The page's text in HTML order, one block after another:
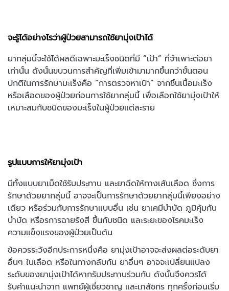
จะรู้ได้อย่างไรว่าผู้ป่วยสามารถใช้ยามุ่งเป้าได้
ยากลุ่มนี้จะใช้ได้ผลดีเฉพาะมะเร็งชนิดที่มี “เป้า” ที่จำเพาะต่อยา
เท่านั้น ดังนั้นขบวนการสำคัญที่เพิ่มเข้ามามากขึ้นกว่าขั้นตอน
ปกติในการรักษามะเร็งคือ “การตรวจหาเป้า” จากชิ้นเนื้อมะเร็ง
หรือเลือดของผู้ป่วยก่อนการใช้ยากลุ่มนี้ เพื่อเลือกใช้ยามุ่งเป้าให้
เหมาะสมกับชนิดของมะเร็งในผู้ป่วยแต่ละราย
รูปแบบการให้ยามุ่งเป้า
มีทั้งแบบยาเม็ดใช้รับประทาน และยาฉีดให้ทางเส้นเลือด ซึ่งการ
รักษาด้วยยากลุ่มนี้ อาจจะเป็นการรักษาด้วยยากลุ่มนี้เพียงอย่าง
เดียว หรือร่วมกับการรักษาแบบอื่น เช่น ยาเคมีบำบัด ภูมิคุ้มกัน
บำบัด หรือรการฉายรังสี ขึ้นกับชนิด และระยะของโรคมะเร็ง
ความแข็งแรงของผู้ป่วยเป็นต้น
ข้อควรระวังอีกประการหนึ่งคือ ยามุ่งเป้าอาจจะส่งผลต่อระดับยา
อื่นๆ ในเลือด หรือในทางกลับกัน ยาอื่นๆ อาจจะเปลี่ยนแปลง
ระดับของยามุ่งเป้าได้หากรับประทานร่วมกัน ดังนั้นจึงควรได้
รับคำแนะนำจาก แพทย์ผู้เชี่ยวชาญ และเภสัชกร ทุกครั้งก่อนเริ่ม